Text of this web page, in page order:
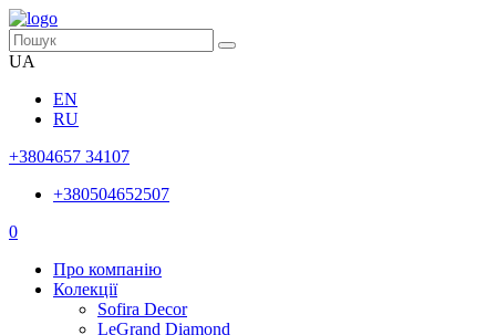
UA
EN
RU
+3804657 34107
+380504652507
0
Про компанію
Колекції
Sofira Decor
LeGrand Diamond